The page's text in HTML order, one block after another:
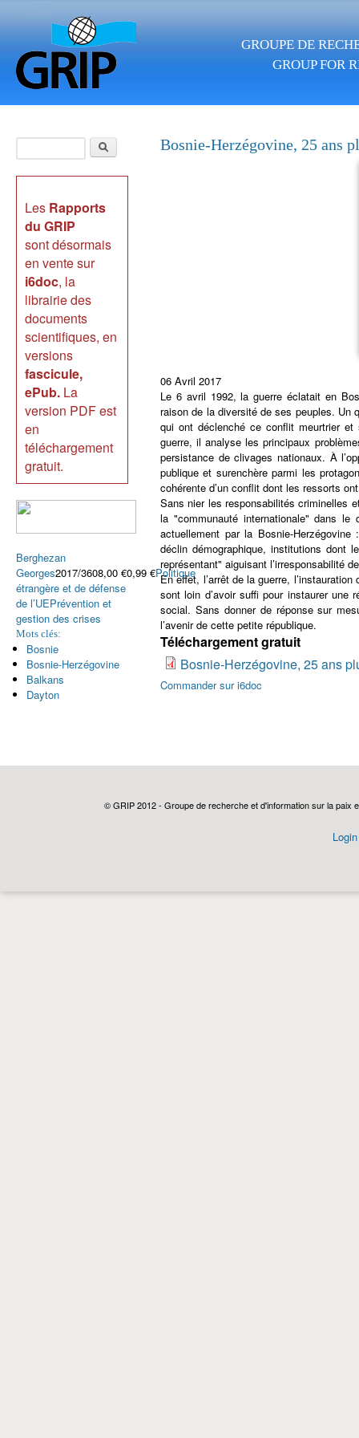
GROUPE DE
GROUP FOR
Bosnie-Herzégovine, 25 ans
06 Avril 2017
Le 6 avril 1992, la guerre éclatait en
raison de la diversité de ses peuples. Un
qui ont déclenché ce conflit meurtrier
guerre, il analyse les principaux
persistance de clivages nationaux. À
publique et surenchère parmi les
cohérente d’un conflit dont les ressorts
Sans nier les responsabilités criminelles
la "communauté internationale" dans
actuellement par la Bosnie-
déclin démographique, institutions dont
représentant" aiguisant l’irresponsabilité
En effet, l’arrêt de la guerre,
sont loin d’avoir suffi pour instaurer une
social. Sans donner de réponse sur
l’avenir de cette petite république.
Téléchargement gratuit
Bosnie-Herzégovine, 25 ans
Commander sur i6doc
Formulaire de
recherche
Les Rapports
du GRIP
sont désormais
en vente sur
i6doc, la
librairie des
documents
scientifiques, en
versions
fascicule,
ePub. La
version PDF est
en
téléchargement
gratuit.
Berghezan
Georges2017/3608,00 €0,99 €Politique
étrangère et de défense
de l’UEPrévention et
gestion des crises
Mots clés:
Bosnie
Bosnie-Herzégovine
Balkans
Dayton
© GRIP 2012 - Groupe de recherche et d'information sur la paix
Login